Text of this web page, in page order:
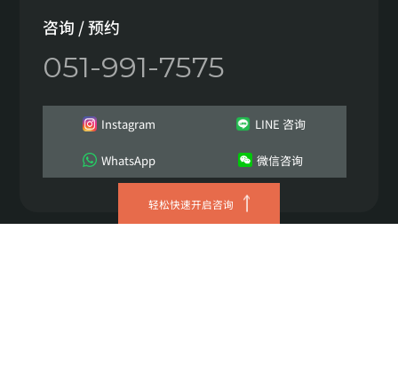
咨询 / 预约
051-991-7575
Instagram LINE 咨询
WhatsApp 微信咨询
轻松快速开启咨询